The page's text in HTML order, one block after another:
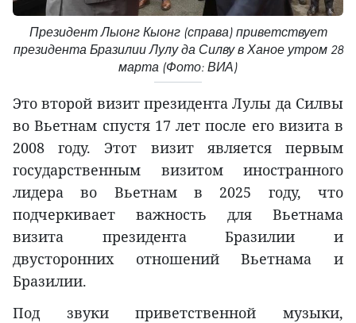
Президент Лыонг Кыонг (справа) приветствует
президента Бразилии Лулу да Силву в Ханое утром 28
марта (Фото: ВИА)
Это второй визит президента Лулы да Силвы
во Вьетнам спустя 17 лет после его визита в
2008 году. Этот визит является первым
государственным визитом иностранного
лидера во Вьетнам в 2025 году, что
подчеркивает важность для Вьетнама
визита президента Бразилии и
двусторонних отношений Вьетнама и
Бразилии.
Под звуки приветственной музыки,